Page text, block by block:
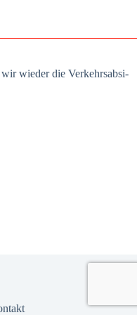
wie­der die Ver­kehrs­ab­si­